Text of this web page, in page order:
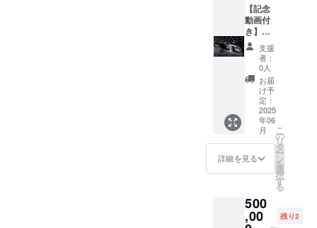
ワック
ス仕上
げ ・樹
脂パー
ツ艶出
し保護
対象箇
所：タ
イヤホ
イー
ル、塗
装面、
樹脂
パーツ
（タイ
ヤハウ
含
む）、
マフ
URL、
紹介文
を30日
間掲載
させて
いただ
きま
す。
（過去
動画含
む全て
の動画
概要欄
に期間
内記載
させて
す） □
必要事
項 支援
【記念
動画付
き】超
徹底洗
車プラ
ン 徹
底洗車
プラン
に加え
て、タ
イヤホ
イール
全てを
取り外
し徹底
洗浄！
ハウス
内やホ
イール
支援
者：
0人
お届
け予
定：
2025
年06
月
詳細を見る
こ
の
リ
タ
ー
ン
を
選
択
す
る
500
,00 残り2